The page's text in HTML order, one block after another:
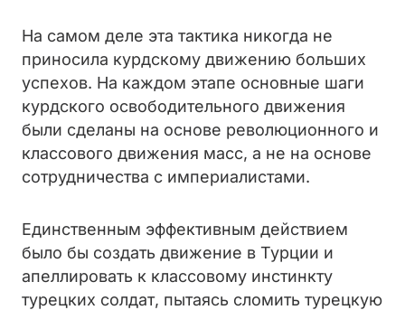
На самом деле эта тактика никогда не
приносила курдскому движению больших
успехов. На каждом этапе основные шаги
курдского освободительного движения
были сделаны на основе революционного и
классового движения масс, а не на основе
сотрудничества с империалистами.
Единственным эффективным действием
было бы создать движение в Турции и
апеллировать к классовому инстинкту
турецких солдат, пытаясь сломить турецкую